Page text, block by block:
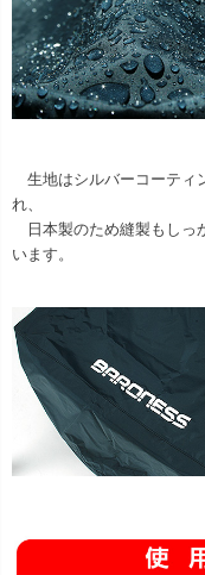
生地はシルバーコーティ
れ、
日本製のため縫製もしっ
います。